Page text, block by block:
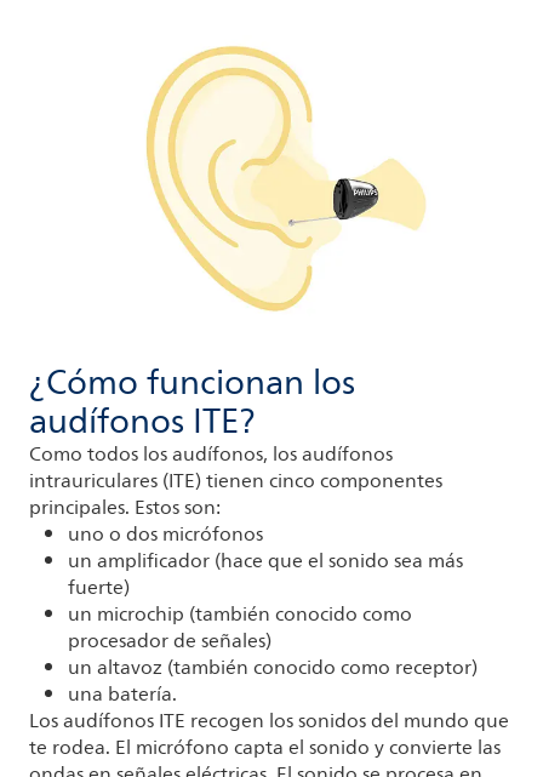
¿Cómo funcionan los
audífonos ITE?
Como todos los audífonos, los audífonos
intrauriculares (ITE) tienen cinco componentes
principales. Estos son:
uno o dos micrófonos
un amplificador (hace que el sonido sea más
fuerte)
un microchip (también conocido como
procesador de señales)
un altavoz (también conocido como receptor)
una batería.
Los audífonos ITE recogen los sonidos del mundo que
te rodea. El micrófono capta el sonido y convierte las